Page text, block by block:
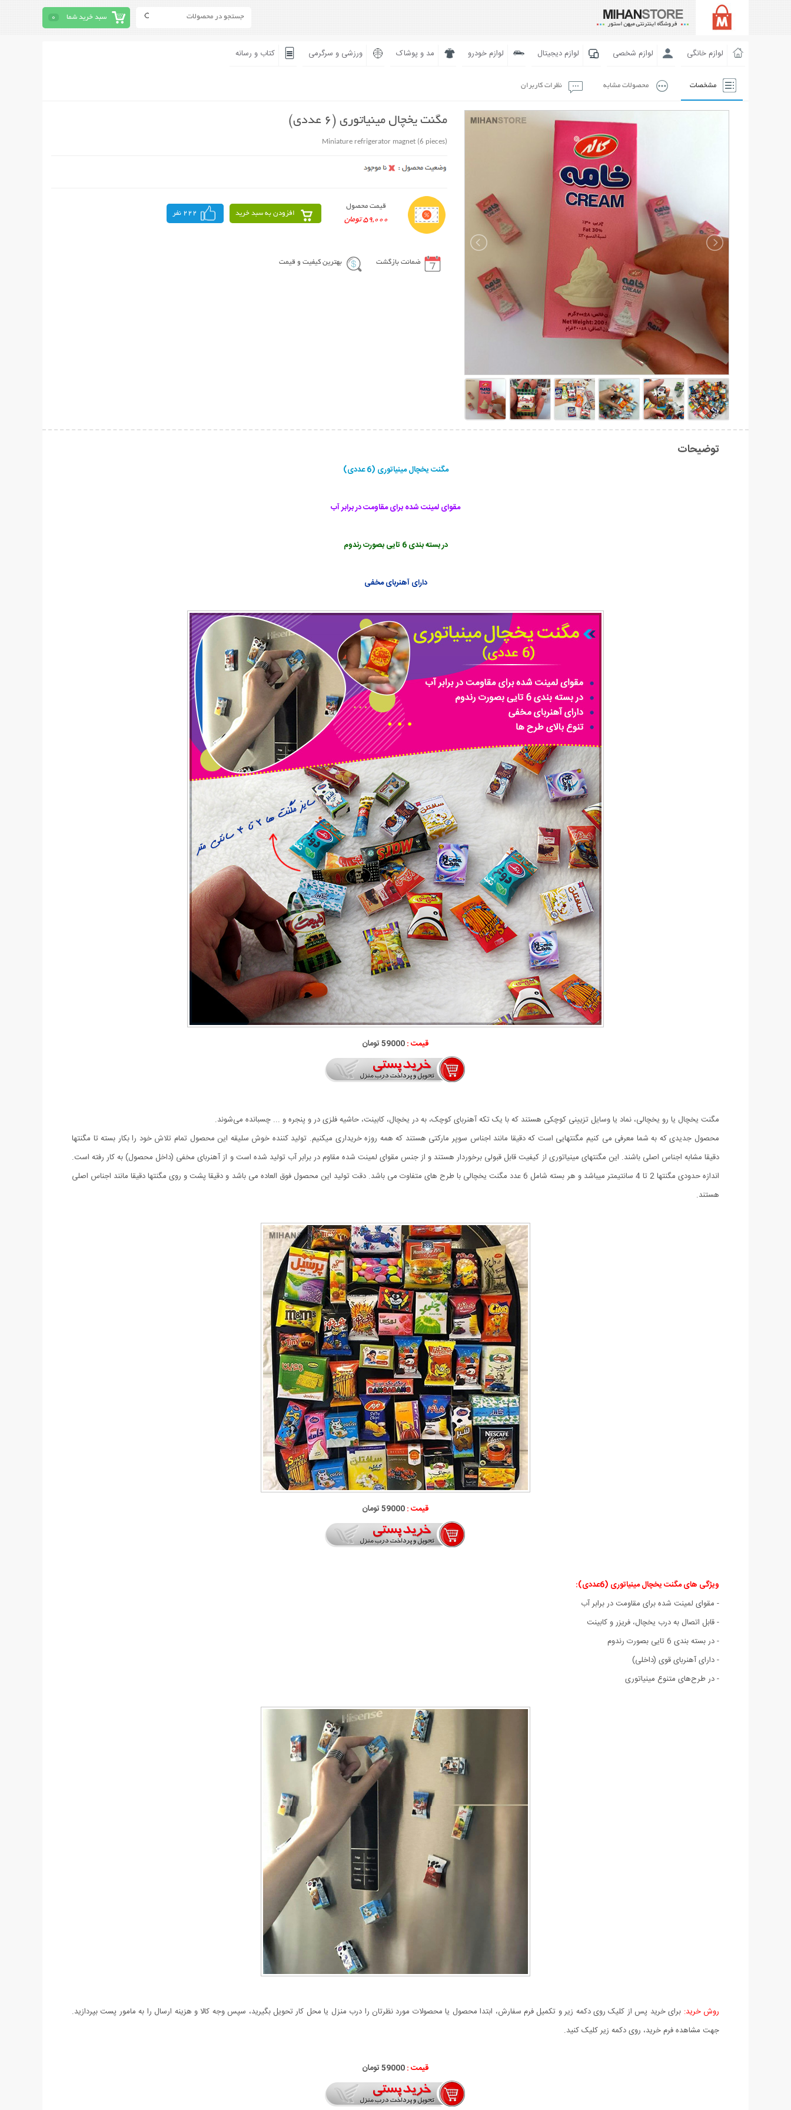
سبد خرید شما 0
لوازم خانگی لوازم شخصی لوازم دیجیتال لوازم خودرو مد و پوشاک ورزشی و سرگرمی کتاب و رسانه
مشخصات محصولات مشابه نظرات کاربران
مگنت یخچال مینیاتوری (6 عددی)
Miniature refrigerator magnet (6 pieces)
قیمت محصول
59,000 تومان
افزودن به سبد خرید 222 نفر
ضمانت بازگشت بهترین کیفیت و قیمت
توضیحات
مگنت یخچال مینیاتوری (6 عددی)
مقوای لمینت شده برای مقاومت در برابر آب
در بسته بندی 6 تایی بصورت رندوم
دارای آهنربای مخفی
قیمت :59000 تومان
مگنت یخچال یا رو یخچالی، نماد یا وسایل تزیینی کوچکی هستند که با یک تکه آهنربای کوچک، به در یخچال، کابینت، حاشیه فلزی در و پنجره و ... چسبانده می‌شوند.
محصول جدیدی که به شما معرفی می کنیم مگنتهایی است که دقیقا مانند اجناس سوپر مارکتی هستند که همه روزه خریداری میکنیم. تولید کننده خوش سلیقه این محصول تمام تلاش خود را بکار بسته تا مگنتها
دقیقا مشابه اجناس اصلی باشند. این مگنتهای مینیاتوری از کیفیت قابل قبولی برخوردار هستند و از جنس مقوای لمینت شده مقاوم در برابر آب تولید شده است و از آهنربای مخفی (داخل محصول) به کار رفته است.
اندازه حدودی مگنتها 2 تا 4 سانتیمتر میباشد و هر بسته شامل 6 عدد مگنت یخچالی با طرح های متفاوت می باشد. دقت تولید این محصول فوق العاده می باشد و دقیقا پشت و روی مگنتها دقیقا مانند اجناس اصلی
هستند.
قیمت :59000 تومان
ویژگی های مگنت یخچال مینیاتوری (6عددی)
:
- مقوای لمینت شده برای مقاومت در برابر آب
- قابل اتصال به درب یخچال، فریزر و کابینت
- در بسته بندی 6 تایی بصورت رندوم
- دارای آهنربای قوی (داخلی)
- در طرح‌های متنوع مینیاتوری
روش خرید: برای خرید پس از کلیک روی دکمه زیر و تکمیل فرم سفارش، ابتدا محصول یا محصولات مورد نظرتان را درب منزل یا محل کار تحویل بگیرید، سپس وجه کالا و هزینه ارسال را به مامور پست بپردازید.
جهت مشاهده فرم خرید، روی دکمه زیر کلیک کنید.
قیمت :59000 تومان